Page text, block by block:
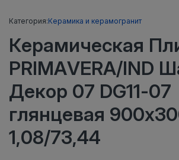
Категория:Керамика и керамогранит
Керамическая
PRIMAVERA/IND
Декор 07 DG11-07
глянцевая
1,08/73,44